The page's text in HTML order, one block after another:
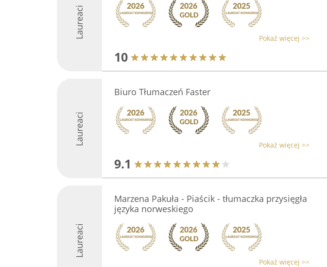
Laureaci Pokaż więcej >>
10
Laureaci
Biuro Tłumaczeń Faster
Pokaż więcej >>
9.1
Laureaci
Marzena Pakuła - Piaścik - tłumaczka przysięgła
języka norweskiego
Pokaż więcej >>